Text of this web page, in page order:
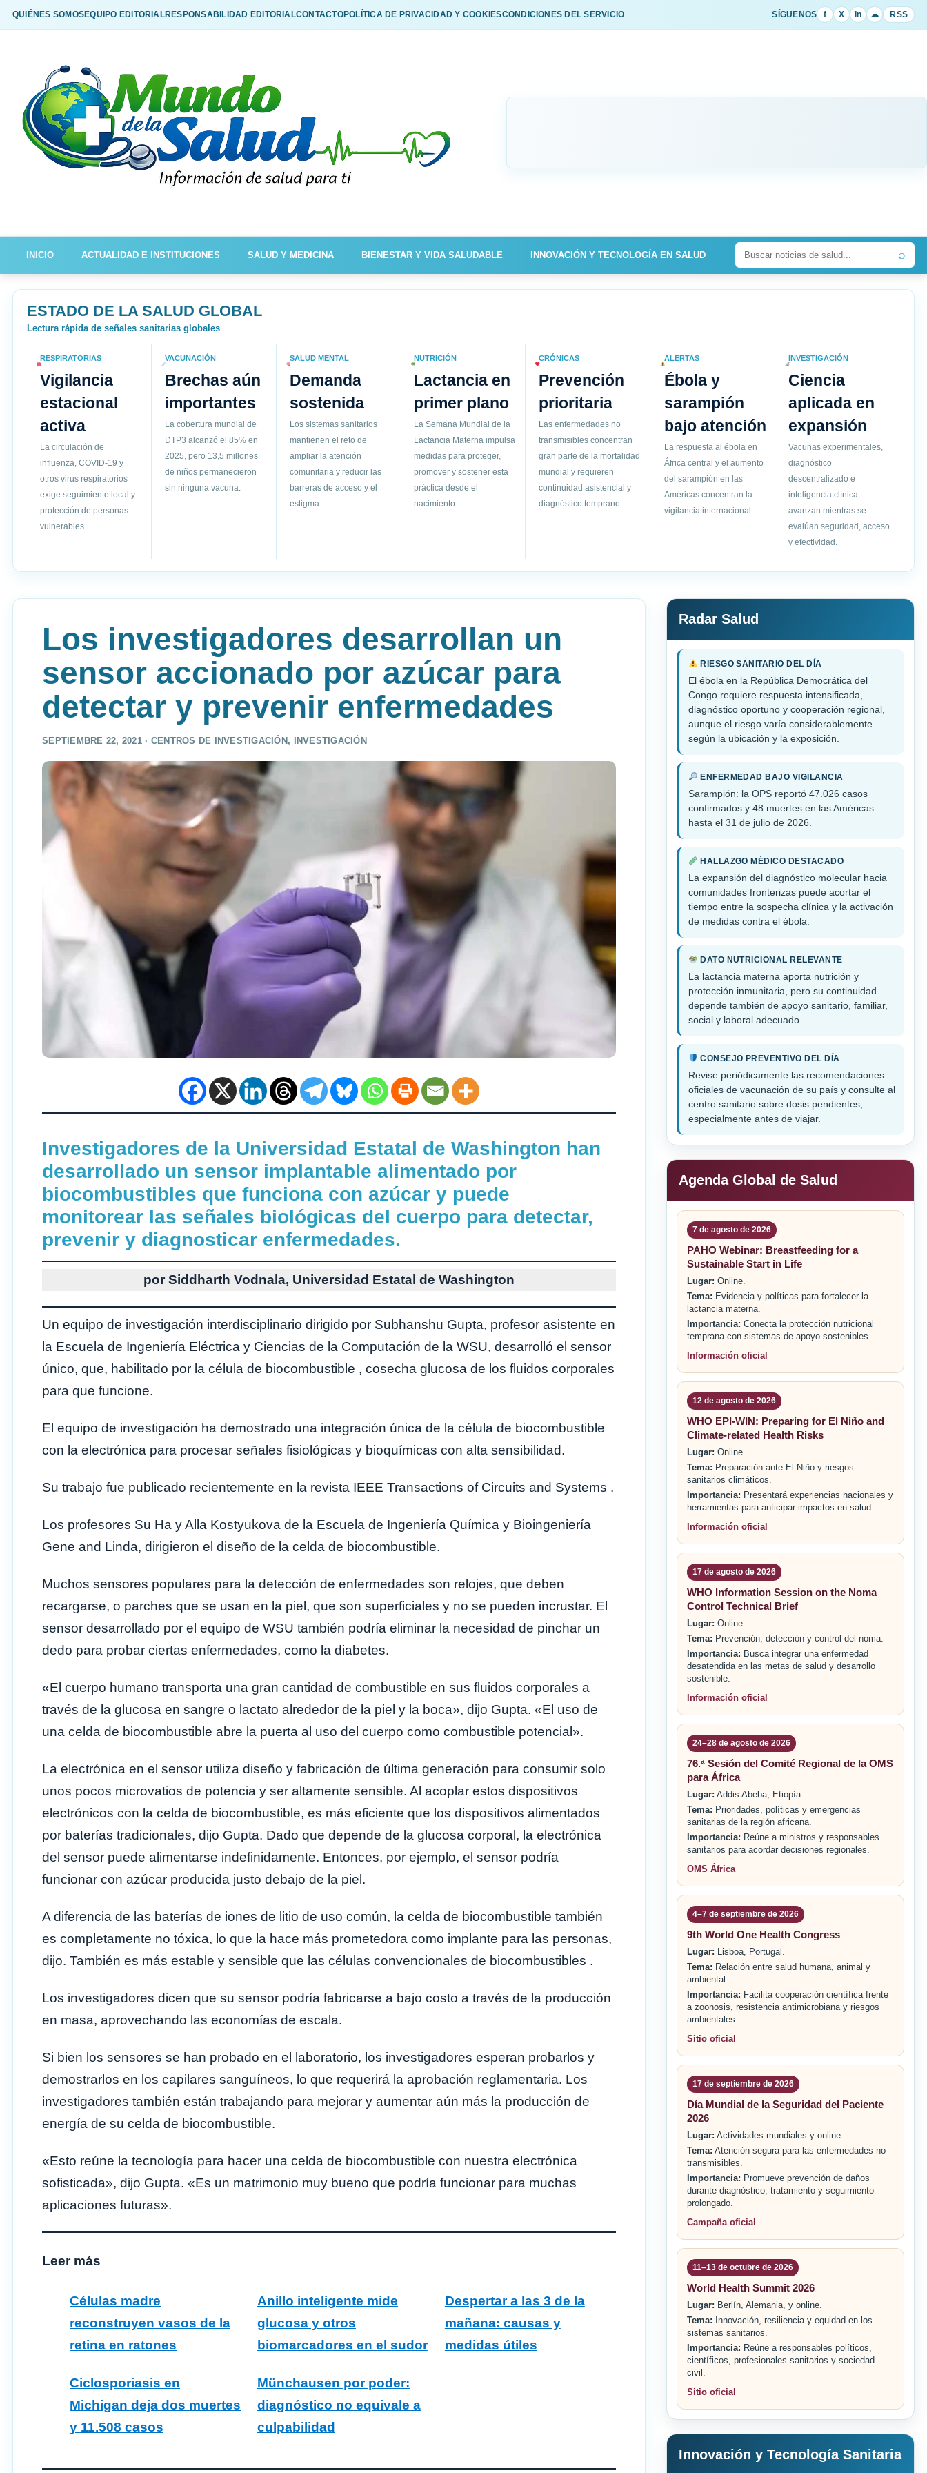
QUIÉNES SOMOSEQUIPO EDITORIALRESPONSABILIDAD EDITORIALCONTACTOPOLÍTICA DE PRIVACIDAD Y COOKIESCONDICIONES DEL SERVICIO SÍGUENOS f X in ☁ RSS
INICIO ACTUALIDAD E INSTITUCIONES SALUD Y MEDICINA BIENESTAR Y VIDA SALUDABLE INNOVACIÓN Y TECNOLOGÍA EN SALUD ⌕
ESTADO DE LA SALUD GLOBAL
Lectura rápida de señales sanitarias globales
RESPIRATORIAS
Vigilancia
estacional
activa
La circulación de
influenza, COVID-19 y
otros virus respiratorios
exige seguimiento local y
protección de personas
vulnerables.
VACUNACIÓN
Brechas aún
importantes
La cobertura mundial de
DTP3 alcanzó el 85% en
2025, pero 13,5 millones
de niños permanecieron
sin ninguna vacuna.
SALUD MENTAL
Demanda
sostenida
Los sistemas sanitarios
mantienen el reto de
ampliar la atención
comunitaria y reducir las
barreras de acceso y el
estigma.
NUTRICIÓN
Lactancia en
primer plano
La Semana Mundial de la
Lactancia Materna impulsa
medidas para proteger,
promover y sostener esta
práctica desde el
nacimiento.
CRÓNICAS
Prevención
prioritaria
Las enfermedades no
transmisibles concentran
gran parte de la mortalidad
mundial y requieren
continuidad asistencial y
diagnóstico temprano.
ALERTAS
Ébola y
sarampión
bajo atención
La respuesta al ébola en
África central y el aumento
del sarampión en las
Américas concentran la
vigilancia internacional.
INVESTIGACIÓN
Ciencia
aplicada en
expansión
Vacunas experimentales,
diagnóstico
descentralizado e
inteligencia clínica
avanzan mientras se
evalúan seguridad, acceso
y efectividad.
Los investigadores desarrollan un
sensor accionado por azúcar para
detectar y prevenir enfermedades
SEPTIEMBRE 22, 2021 · CENTROS DE INVESTIGACIÓN, INVESTIGACIÓN
Investigadores de la Universidad Estatal de Washington han
desarrollado un sensor implantable alimentado por
biocombustibles que funciona con azúcar y puede
monitorear las señales biológicas del cuerpo para detectar,
prevenir y diagnosticar enfermedades.
por Siddharth Vodnala, Universidad Estatal de Washington
Un equipo de investigación interdisciplinario dirigido por Subhanshu Gupta, profesor asistente en
la Escuela de Ingeniería Eléctrica y Ciencias de la Computación de la WSU, desarrolló el sensor
único, que, habilitado por la célula de biocombustible , cosecha glucosa de los fluidos corporales
para que funcione.
El equipo de investigación ha demostrado una integración única de la célula de biocombustible
con la electrónica para procesar señales fisiológicas y bioquímicas con alta sensibilidad.
Su trabajo fue publicado recientemente en la revista IEEE Transactions of Circuits and Systems .
Los profesores Su Ha y Alla Kostyukova de la Escuela de Ingeniería Química y Bioingeniería
Gene and Linda, dirigieron el diseño de la celda de biocombustible.
Muchos sensores populares para la detección de enfermedades son relojes, que deben
recargarse, o parches que se usan en la piel, que son superficiales y no se pueden incrustar. El
sensor desarrollado por el equipo de WSU también podría eliminar la necesidad de pinchar un
dedo para probar ciertas enfermedades, como la diabetes.
«El cuerpo humano transporta una gran cantidad de combustible en sus fluidos corporales a
través de la glucosa en sangre o lactato alrededor de la piel y la boca», dijo Gupta. «El uso de
una celda de biocombustible abre la puerta al uso del cuerpo como combustible potencial».
La electrónica en el sensor utiliza diseño y fabricación de última generación para consumir solo
unos pocos microvatios de potencia y ser altamente sensible. Al acoplar estos dispositivos
electrónicos con la celda de biocombustible, es más eficiente que los dispositivos alimentados
por baterías tradicionales, dijo Gupta. Dado que depende de la glucosa corporal, la electrónica
del sensor puede alimentarse indefinidamente. Entonces, por ejemplo, el sensor podría
funcionar con azúcar producida justo debajo de la piel.
A diferencia de las baterías de iones de litio de uso común, la celda de biocombustible también
es completamente no tóxica, lo que la hace más prometedora como implante para las personas,
dijo. También es más estable y sensible que las células convencionales de biocombustibles .
Los investigadores dicen que su sensor podría fabricarse a bajo costo a través de la producción
en masa, aprovechando las economías de escala.
Si bien los sensores se han probado en el laboratorio, los investigadores esperan probarlos y
demostrarlos en los capilares sanguíneos, lo que requerirá la aprobación reglamentaria. Los
investigadores también están trabajando para mejorar y aumentar aún más la producción de
energía de su celda de biocombustible.
«Esto reúne la tecnología para hacer una celda de biocombustible con nuestra electrónica
sofisticada», dijo Gupta. «Es un matrimonio muy bueno que podría funcionar para muchas
aplicaciones futuras».
Leer más
Células madre
reconstruyen vasos de la
retina en ratones
Anillo inteligente mide
glucosa y otros
biomarcadores en el sudor
Despertar a las 3 de la
mañana: causas y
medidas útiles
Ciclosporiasis en
Michigan deja dos muertes
y 11.508 casos
Münchausen por poder:
diagnóstico no equivale a
culpabilidad
Radar Salud
RIESGO SANITARIO DEL DÍA
El ébola en la República Democrática del
Congo requiere respuesta intensificada,
diagnóstico oportuno y cooperación regional,
aunque el riesgo varía considerablemente
según la ubicación y la exposición.
ENFERMEDAD BAJO VIGILANCIA
Sarampión: la OPS reportó 47.026 casos
confirmados y 48 muertes en las Américas
hasta el 31 de julio de 2026.
HALLAZGO MÉDICO DESTACADO
La expansión del diagnóstico molecular hacia
comunidades fronterizas puede acortar el
tiempo entre la sospecha clínica y la activación
de medidas contra el ébola.
DATO NUTRICIONAL RELEVANTE
La lactancia materna aporta nutrición y
protección inmunitaria, pero su continuidad
depende también de apoyo sanitario, familiar,
social y laboral adecuado.
CONSEJO PREVENTIVO DEL DÍA
Revise periódicamente las recomendaciones
oficiales de vacunación de su país y consulte al
centro sanitario sobre dosis pendientes,
especialmente antes de viajar.
Agenda Global de Salud
7 de agosto de 2026
PAHO Webinar: Breastfeeding for a
Sustainable Start in Life
Lugar: Online.
Tema: Evidencia y políticas para fortalecer la
lactancia materna.
Importancia: Conecta la protección nutricional
temprana con sistemas de apoyo sostenibles.
Información oficial
12 de agosto de 2026
WHO EPI-WIN: Preparing for El Niño and
Climate-related Health Risks
Lugar: Online.
Tema: Preparación ante El Niño y riesgos
sanitarios climáticos.
Importancia: Presentará experiencias nacionales y
herramientas para anticipar impactos en salud.
Información oficial
17 de agosto de 2026
WHO Information Session on the Noma
Control Technical Brief
Lugar: Online.
Tema: Prevención, detección y control del noma.
Importancia: Busca integrar una enfermedad
desatendida en las metas de salud y desarrollo
sostenible.
Información oficial
24–28 de agosto de 2026
76.ª Sesión del Comité Regional de la OMS
para África
Lugar: Addis Abeba, Etiopía.
Tema: Prioridades, políticas y emergencias
sanitarias de la región africana.
Importancia: Reúne a ministros y responsables
sanitarios para acordar decisiones regionales.
OMS África
4–7 de septiembre de 2026
9th World One Health Congress
Lugar: Lisboa, Portugal.
Tema: Relación entre salud humana, animal y
ambiental.
Importancia: Facilita cooperación científica frente
a zoonosis, resistencia antimicrobiana y riesgos
ambientales.
Sitio oficial
17 de septiembre de 2026
Día Mundial de la Seguridad del Paciente
2026
Lugar: Actividades mundiales y online.
Tema: Atención segura para las enfermedades no
transmisibles.
Importancia: Promueve prevención de daños
durante diagnóstico, tratamiento y seguimiento
prolongado.
Campaña oficial
11–13 de octubre de 2026
World Health Summit 2026
Lugar: Berlín, Alemania, y online.
Tema: Innovación, resiliencia y equidad en los
sistemas sanitarios.
Importancia: Reúne a responsables políticos,
científicos, profesionales sanitarios y sociedad
civil.
Sitio oficial
Innovación y Tecnología Sanitaria